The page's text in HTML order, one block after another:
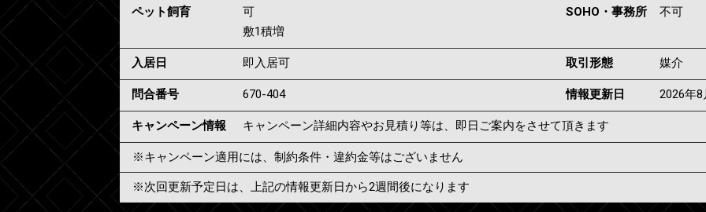
ペット飼育
可
敷1積増
SOHO・事務所 不可
入居日 即入居可 取引形態 媒介
問合番号 670-404 情報更新日 2026年
キャンペーン情報 キャンペーン詳細内容やお見積り等は、即日ご案内をさせて頂きます
※キャンペーン適用には、制約条件・違約金等はございません
※次回更新予定日は、上記の情報更新日から2週間後になります